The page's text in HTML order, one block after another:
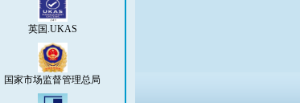
英国.UKAS
国家市场监督管理总局